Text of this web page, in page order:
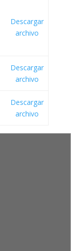
Descargar
archivo
Descargar
archivo
Descargar
archivo